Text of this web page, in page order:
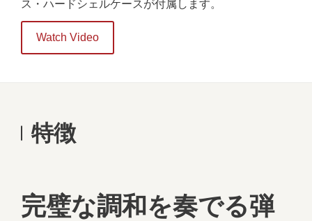
Watch Video
ス・ハードシェルケースが付属します。
特徴
完璧な調和を奏でる弾